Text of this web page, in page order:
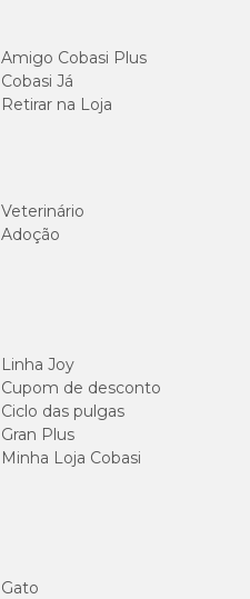
Amigo Cobasi Plus
Cobasi Já
Retirar na Loja
Veterinário
Adoção
Linha Joy
Cupom de desconto
Ciclo das pulgas
Gran Plus
Minha Loja Cobasi
Gato